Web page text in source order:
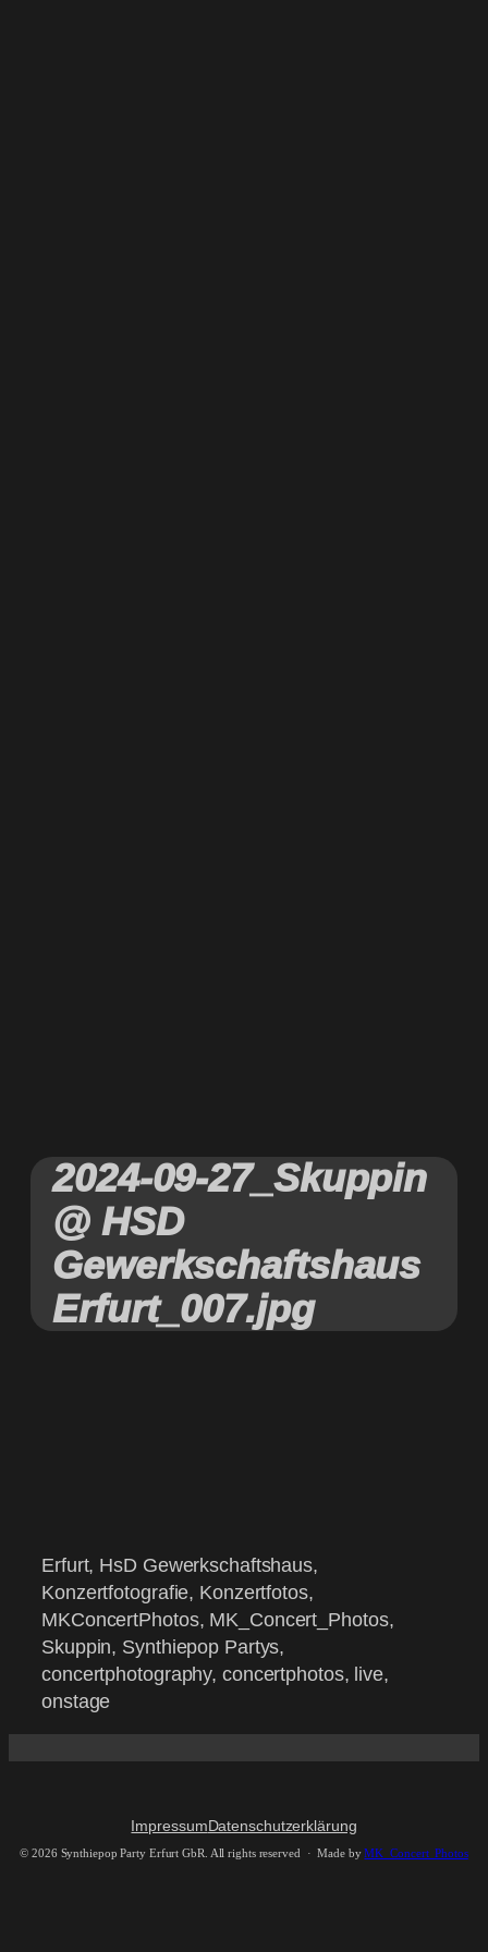
2024-09-27_Skuppin
@ HSD
Gewerkschaftshaus
Erfurt_007.jpg
Erfurt, HsD Gewerkschaftshaus,
Konzertfotografie, Konzertfotos,
MKConcertPhotos, MK_Concert_Photos,
Skuppin, Synthiepop Partys,
concertphotography, concertphotos, live,
onstage
ImpressumDatenschutzerklärung
©2026 Synthiepop Party Erfurt GbR. All rights reserved · Made byMK_Concert_Photos